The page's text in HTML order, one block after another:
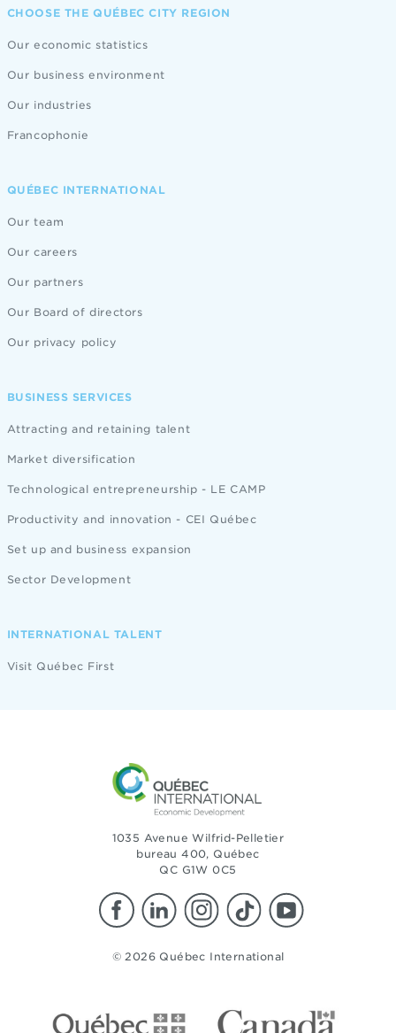
CHOOSE THE QUÉBEC CITY REGION
Our economic statistics
Our business environment
Our industries
Francophonie
QUÉBEC INTERNATIONAL
Our team
Our careers
Our partners
Our Board of directors
Our privacy policy
BUSINESS SERVICES
Attracting and retaining talent
Market diversification
Technological entrepreneurship - LE CAMP
Productivity and innovation - CEI Québec
Set up and business expansion
Sector Development
INTERNATIONAL TALENT
Visit Québec First
1035 Avenue Wilfrid-Pelletier
bureau 400, Québec
QC G1W 0C5
© 2026 Québec International